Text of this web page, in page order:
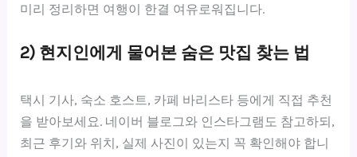
미리 정리하면 여행이 한결 여유로워집니다.
2) 현지인에게 물어본 숨은 맛집 찾는 법
택시 기사, 숙소 호스트, 카페 바리스타 등에게 직접 추천
을 받아보세요. 네이버 블로그와 인스타그램도 참고하되,
최근 후기와 위치, 실제 사진이 있는지 꼭 확인해야 합니